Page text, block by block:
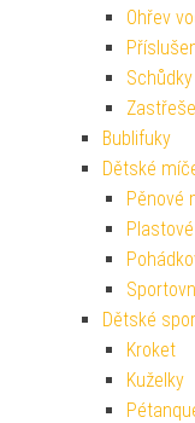
Ohřev
Bublifuky
Dětské
Pěnové
Dětské
Kroket
Kuželky